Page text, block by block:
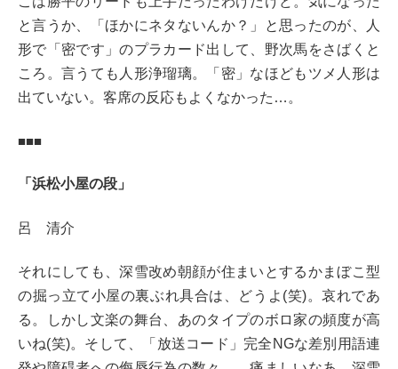
と言うか、「ほかにネタないんか？」と思ったのが、人
形で「密です」のプラカード出して、野次馬をさばくと
ころ。言うても人形浄瑠璃。「密」なほどもツメ人形は
出ていない。客席の反応もよくなかった…。
■■■
「浜松小屋の段」
呂 清介
それにしても、深雪改め朝顔が住まいとするかまぼこ型
の掘っ立て小屋の裏ぶれ具合は、どうよ(笑)。哀れであ
る。しかし文楽の舞台、あのタイプのボロ家の頻度が高
いね(笑)。そして、「放送コード」完全NGな差別用語連